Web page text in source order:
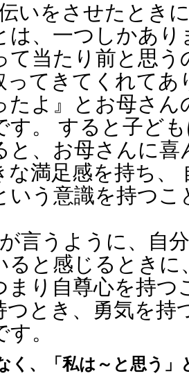
伝いをさせたとき
は、一つしかあ
て当たり前と思
ってきてくれて
たよ』とお母さ
す。 すると子ど
と、お母さんに
な満足感を持ち、
いう意識を持つ
言うように、自
ると感じるとき
まり自尊心を持つ
つとき、勇気を持
。
く、「私は～と思う